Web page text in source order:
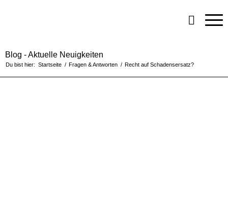
Blog - Aktuelle Neuigkeiten
Du bist hier: Startseite / Fragen & Antworten / Recht auf Schadensersatz?